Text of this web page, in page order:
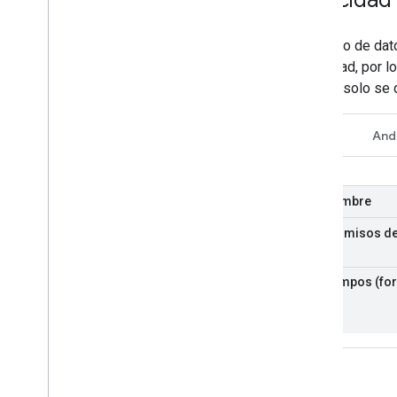
Este tipo de
velocidad, por
lectura, solo
Nombre
Permisos
Campos